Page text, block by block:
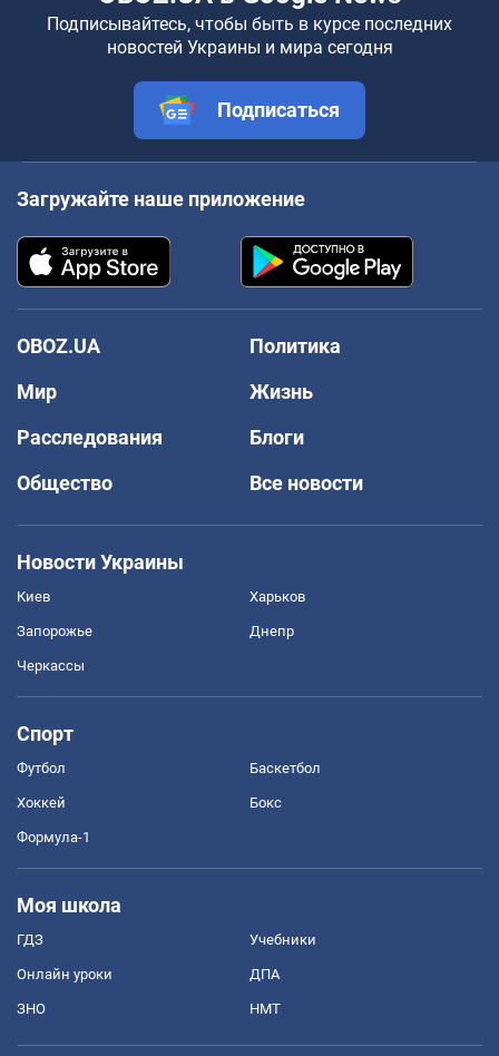
Подписывайтесь, чтобы быть в курсе последних
новостей Украины и мира сегодня
Подписаться
Загружайте наше приложение
OBOZ.UA
Политика
Мир
Жизнь
Расследования
Блоги
Общество
Все новости
Новости Украины
Киев Харьков
Запорожье Днепр
Черкассы
Спорт
Футбол Баскетбол
Хоккей Бокс
Формула-1
Моя школа
ГДЗ Учебники
Онлайн уроки ДПА
ЗНО НМТ